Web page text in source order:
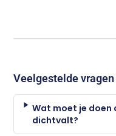
Veelgestelde vragen
Wat moet je doen
dichtvalt?